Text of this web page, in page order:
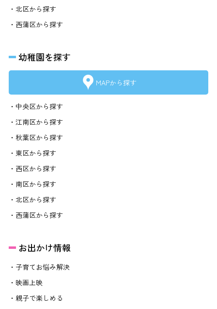
・北区から探す
・西蒲区から探す
幼稚園を探す
MAPから探す
・中央区から探す
・江南区から探す
・秋葉区から探す
・東区から探す
・西区から探す
・南区から探す
・北区から探す
・西蒲区から探す
お出かけ情報
・子育てお悩み解決
・映画上映
・親子で楽しめる